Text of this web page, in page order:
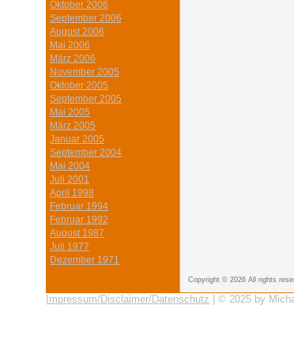
Oktober 2006
September 2006
August 2006
Mai 2006
März 2006
November 2005
Oktober 2005
September 2005
Mai 2005
März 2005
Januar 2005
September 2004
Mai 2004
Juli 2001
April 1998
Februar 1994
Februar 1992
August 1987
Juli 1977
Dezember 1971
Copyright © 2026 All rights
Impressum/Disclaimer/Datenschutz | © 2025 by